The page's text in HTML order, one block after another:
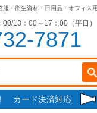
服・衛生資材・日用品・オフィス
13：00～17：00（平日）
7871
カード決済対応